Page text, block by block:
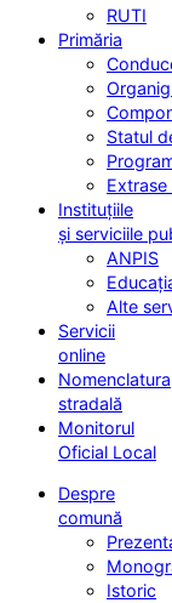
RUTI
Primăria
Statul
Instituțiile
și serviciile
ANPIS
Alte
Servicii
online
Nomenclatura
stradală
Monitorul
Oficial Local
Despre
comună
Istoric